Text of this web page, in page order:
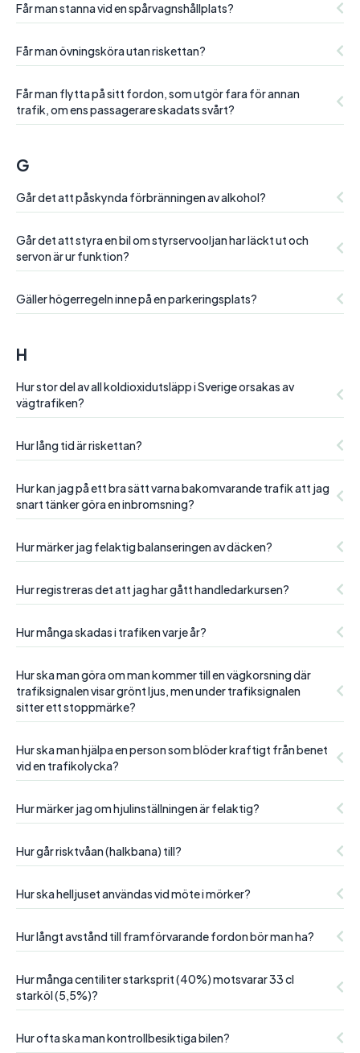
Får man stanna vid en spårvagnshållplats?
Får man övningsköra utan riskettan?
Får man flytta på sitt fordon, som utgör fara för annan
trafik, om ens passagerare skadats svårt?
G
Går det att påskynda förbränningen av alkohol?
Går det att styra en bil om styrservooljan har läckt ut och
servon är ur funktion?
Gäller högerregeln inne på en parkeringsplats?
H
Hur stor del av all koldioxidutsläpp i Sverige orsakas av
vägtrafiken?
Hur lång tid är riskettan?
Hur kan jag på ett bra sätt varna bakomvarande trafik att jag
snart tänker göra en inbromsning?
Hur märker jag felaktig balanseringen av däcken?
Hur registreras det att jag har gått handledarkursen?
Hur många skadas i trafiken varje år?
Hur ska man göra om man kommer till en vägkorsning där
trafiksignalen visar grönt ljus, men under trafiksignalen
sitter ett stoppmärke?
Hur ska man hjälpa en person som blöder kraftigt från benet
vid en trafikolycka?
Hur märker jag om hjulinställningen är felaktig?
Hur går risktvåan (halkbana) till?
Hur ska helljuset användas vid möte i mörker?
Hur långt avstånd till framförvarande fordon bör man ha?
Hur många centiliter starksprit (40%) motsvarar 33 cl
starköl (5,5%)?
Hur ofta ska man kontrollbesiktiga bilen?